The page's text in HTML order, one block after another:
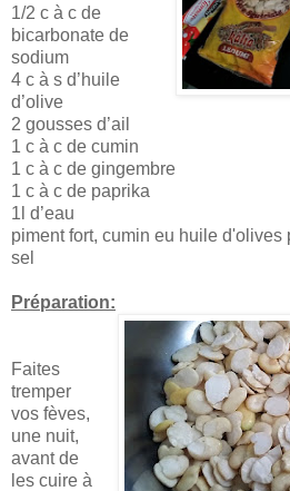
1/2 c à c de
bicarbonate de
sodium
4 c à s d’huile
d’olive
2 gousses d’ail
1 c à c de cumin
1 c à c de gingembre
1 c à c de paprika
1l d’eau
piment fort, cumin eu huile d'olives
sel
Préparation:
Faites
tremper
vos fèves,
une nuit,
avant de
les cuire à